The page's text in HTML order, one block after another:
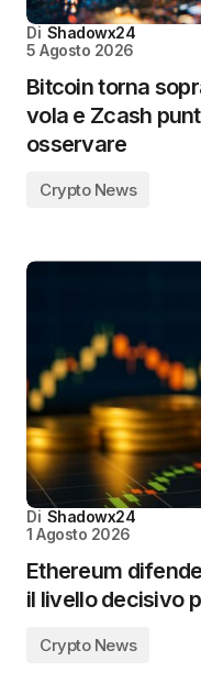
Di Shadowx24
5 Agosto 2026
Bitcoin torna
vola e Zcash
osservare
Crypto News
Di Shadowx24
1 Agosto 2026
Ethereum
il livello decisivo
Crypto News